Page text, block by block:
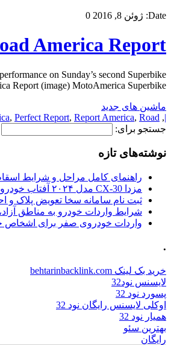
Date: ژوئن 8, 2016 0
America Report
on Sunday’s second Superbike
(image) MotoAmerica Superbike […]
ماشین های جدید
|
,
, Perfect Report, Report America, Road
جستجو برای:
نوشته‌های تازه
راهنمای کامل مراحل و شرایط اسقاط خودرو
مزدا CX-30 مدل ۲۰۲۴ آفتاب خودرو؛ بررسی و مشخصات فنی
ثبت نام سامانه سخا تعویض پلاک و
شرایط واردات خودرو به مناطق
واردات خودروی صفر برای اشخاص
.
خرید بک لینک behtarinbacklink.com
لایسنس نود32
پسورد نود 32
اوکلی لایسنس رایگان نود 32
همیار نود 32
بهترین سئو
رایگان